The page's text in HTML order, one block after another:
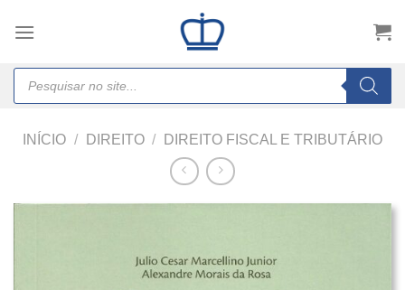
Products
search
INÍCIO / DIREITO / DIREITO FISCAL E TRIBUTÁRIO